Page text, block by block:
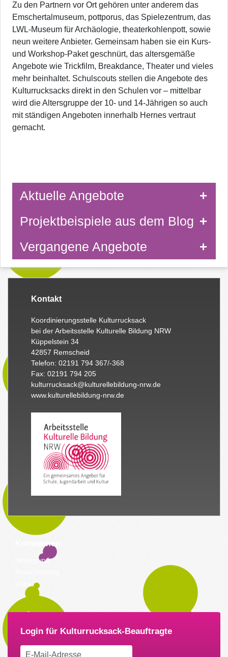
Zu den Partnern vor Ort gehören unter anderem das
Emschertalmuseum, pottporus, das Spielezentrum, das
LWL-Museum für Archäologie, theaterkohlenpott, sowie
neun weitere Anbieter. Gemeinsam haben sie ein Kurs-
und Workshop-Paket geschnürt, das altersgemäße
Angebote wie Trickfilm, Breakdance, Theater und vieles
mehr beinhaltet. Schulscouts stellen die Angebote des
Kulturrucksacks direkt in den Schulen vor – mittelbar
wird die Altersgruppe der 10- und 14-Jährigen so auch
mit ständigen Angeboten innerhalb Hernes vertraut
gemacht.
Aktuelle Angebote
Projektbeispiele aus dem Blog
Vergangene Angebote
Kontakt
Koordinierungsstelle Kulturrucksack
bei der Arbeitsstelle Kulturelle Bildung NRW
Küppelstein 34
42857 Remscheid
Telefon: 02191 794 367/-368
Fax: 02191 794 205
kulturrucksack@kulturellebildung-nrw.de
www.kulturellebildung-nrw.de
Kommunen
Hintergrund